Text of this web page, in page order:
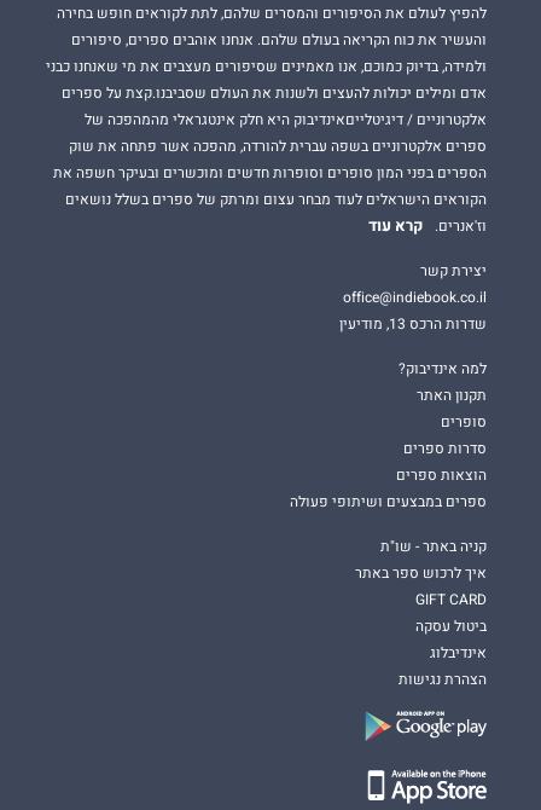
להפיץ לעולם את הסיפורים והמסרים שלהם, לתת לקוראים חופש בחירה
והעשיר את כוח הקריאה בעולם שלהם. אנחנו אוהבים ספרים, סיפורים
ולמידה, בדיוק כמוכם, אנו מאמינים שסיפורים מעצבים את מי שאנחנו כבני
אדם ומילים יכולות להעצים ולשנות את העולם שסביבנו.קצת על ספרים
אלקטרוניים / דיגיטלייםאינדיבוק היא חלק אינטגראלי מהמהפכה של
ספרים אלקטרוניים בשפה עברית להורדה, מהפכה אשר פתחה את שוק
הספרים בפני המון סופרים וסופרות חדשים ומוכשרים ובעיקר חשפה את
הקוראים הישראלים לעוד מבחר עצום ומרתק של ספרים בשלל נושאים
וז'אנרים.
קרא עוד
יצירת קשר
office@indiebook.co.il
שדרות הרכס 13, מודיעין
למה אינדיבוק?
תקנון האתר
סופרים
סדרות ספרים
הוצאות ספרים
ספרים במבצעים ושיתופי פעולה
קניה באתר - שו"ת
איך לרכוש ספר באתר
GIFT CARD
ביטול עסקה
אינדיבלוג
הצהרת נגישות